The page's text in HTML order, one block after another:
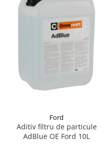
Ford
Aditiv filtru de particule
AdBlue OE Ford 10L